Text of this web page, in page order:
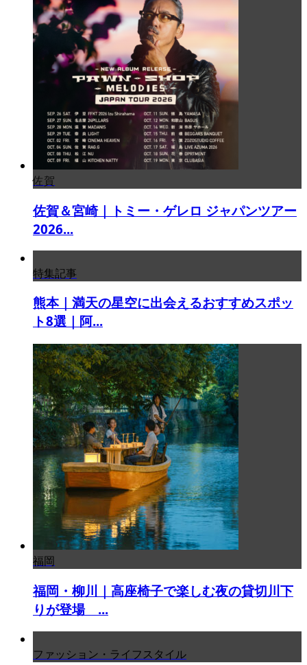
佐賀
佐賀＆宮崎｜トミー・ゲレロ ジャパンツアー
2026...
特集記事
熊本｜満天の星空に出会えるおすすめスポッ
ト8選｜阿...
福岡
福岡・柳川｜高座椅子で楽しむ夜の貸切川下
りが登場 ...
ファッション・ライフスタイル